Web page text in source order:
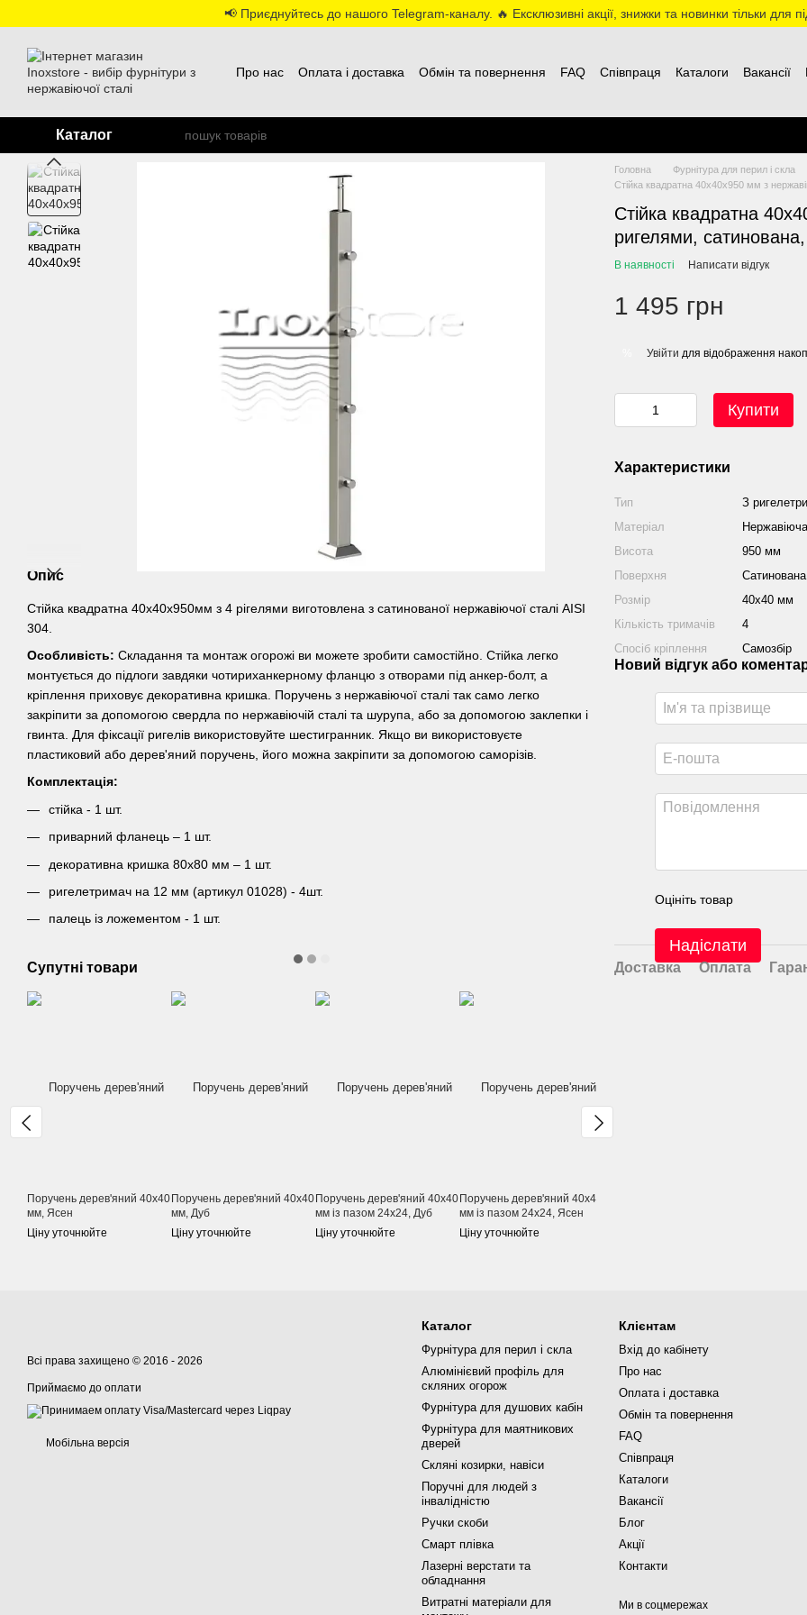
📢 Приєднуйтесь до нашого Telegram-каналу. 🔥 Ексклюзивні акції, знижки та новинки тільки для
Про нас Оплата і доставка Обмін та повернення FAQ Співпраця Каталоги Вакансії
Каталог
Опис
Стійка квадратна 40х40х950мм з 4 рігелями виготовлена з сатинованої нержавіючої сталі AISI
304.
Особливість: Складання та монтаж огорожі ви можете зробити самостійно. Стійка легко
монтується до підлоги завдяки чотириханкерному фланцю з отворами під анкер-болт, а
кріплення приховує декоративна кришка. Поручень з нержавіючої сталі так само легко
закріпити за допомогою свердла по нержавіючій сталі та шурупа, або за допомогою заклепки і
гвинта. Для фіксації ригелів використовуйте шестигранник. Якщо ви використовуєте
пластиковий або дерев'яний поручень, його можна закріпити за допомогою саморізів.
Комплектація:
стійка - 1 шт.
приварний фланець – 1 шт.
декоративна кришка 80х80 мм – 1 шт.
ригелетримач на 12 мм (артикул 01028) - 4шт.
палець із ложементом - 1 шт.
Супутні товари
Поручень дерев'яний 40х40
мм, Ясен
Ціну уточнюйте
Поручень дерев'яний 40х40
мм, Дуб
Ціну уточнюйте
Поручень дерев'яний 40х40
мм із пазом 24х24, Дуб
Ціну уточнюйте
Поручень дерев'яний 40х40
мм із пазом 24х24, Ясен
Ціну уточнюйте
Головна Фурнітура для перил і скла
Стійка квадратна 40х40х950 мм з
Стійка квадратна
ригелями,
В наявності Написати відгук
1 495 грн
Увійти для відображення
Купити
Характеристики
Тип
З
Матеріал
Висота
950 мм
Поверхня
Сатинована
Розмір
40х40 мм
Кількість тримачів
4
Спосіб кріплення
Самозбір
Новий відгук або
Оцініть товар
Надіслати
Доставка Оплата
Всі права захищено © 2016 - 2026
Приймаємо до оплати
Мобільна версія
Каталог
Фурнітура для перил і скла
Алюмінієвий профіль для
скляних огорож
Фурнітура для душових кабін
Фурнітура для маятникових
дверей
Скляні козирки, навіси
Поручні для людей з
інвалідністю
Ручки скоби
Смарт плівка
Лазерні верстати та
обладнання
Витратні матеріали для
Клієнтам
Вхід до кабінету
Про нас
Оплата і доставка
Обмін та повернення
FAQ
Співпраця
Каталоги
Вакансії
Блог
Акції
Контакти
Ми в соцмережах